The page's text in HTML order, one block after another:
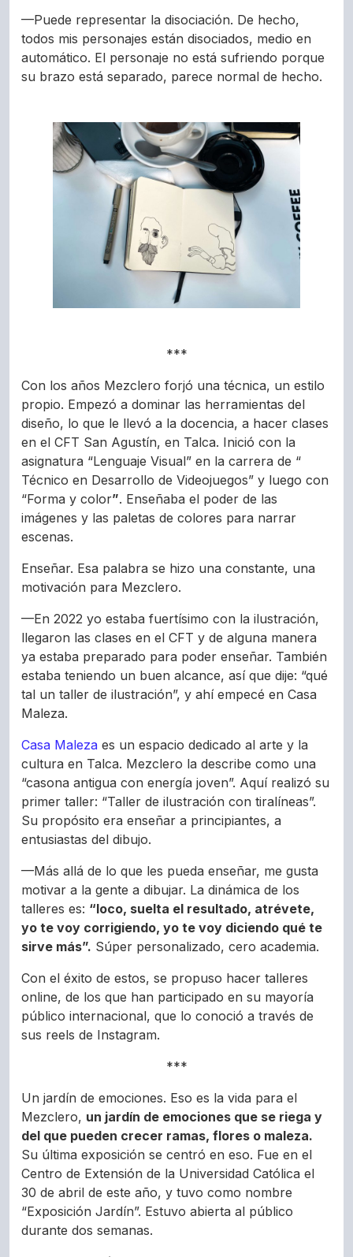
—Puede representar la disociación. De hecho,
todos mis personajes están disociados, medio en
automático. El personaje no está sufriendo porque
su brazo está separado, parece normal de hecho.
***
Con los años Mezclero forjó una técnica, un estilo
propio. Empezó a dominar las herramientas del
diseño, lo que le llevó a la docencia, a hacer clases
en el CFT San Agustín, en Talca. Inició con la
asignatura “Lenguaje Visual” en la carrera de “
Técnico en Desarrollo de Videojuegos” y luego con
“Forma y color”. Enseñaba el poder de las
imágenes y las paletas de colores para narrar
escenas.
Enseñar. Esa palabra se hizo una constante, una
motivación para Mezclero.
—En 2022 yo estaba fuertísimo con la ilustración,
llegaron las clases en el CFT y de alguna manera
ya estaba preparado para poder enseñar. También
estaba teniendo un buen alcance, así que dije: “qué
tal un taller de ilustración”, y ahí empecé en Casa
Maleza.
Casa Maleza es un espacio dedicado al arte y la
cultura en Talca. Mezclero la describe como una
“casona antigua con energía joven”. Aquí realizó su
primer taller: “Taller de ilustración con tiralíneas”.
Su propósito era enseñar a principiantes, a
entusiastas del dibujo.
—Más allá de lo que les pueda enseñar, me gusta
motivar a la gente a dibujar. La dinámica de los
talleres es: “loco, suelta el resultado, atrévete,
yo te voy corrigiendo, yo te voy diciendo qué te
sirve más”. Súper personalizado, cero academia.
Con el éxito de estos, se propuso hacer talleres
online, de los que han participado en su mayoría
público internacional, que lo conoció a través de
sus reels de Instagram.
***
Un jardín de emociones. Eso es la vida para el
Mezclero, un jardín de emociones que se riega y
del que pueden crecer ramas, flores o maleza.
Su última exposición se centró en eso. Fue en el
Centro de Extensión de la Universidad Católica el
30 de abril de este año, y tuvo como nombre
“Exposición Jardín”. Estuvo abierta al público
durante dos semanas.